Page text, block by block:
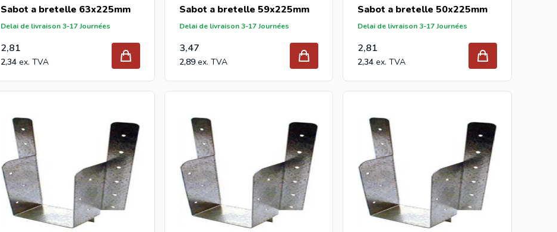
Sabot a bretelle 63x225mm
Delai de livraison 3-17 Journées
2,81
2,34
Sabot a bretelle 59x225mm
Delai de livraison 3-17 Journées
3,47
2,89
Sabot a bretelle 50x225mm
Delai de livraison 3-17 Journées
2,81
2,34